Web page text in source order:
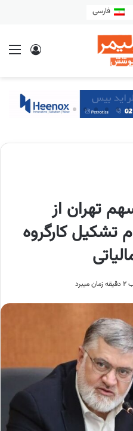
فارسی
تهران از
تشکیل کارگروه